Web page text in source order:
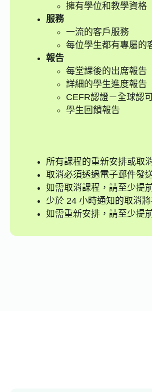
擁有學位和教學資格
服務
一流的客戶服務
每位學生都有專屬的
報告
每堂課後的出席報告
詳細的學生進度報告
CEFR認證－全球認
學生回饋報告
所有課程的重新安排或取
取消必須透過電子郵件發
如需取消課程，請至少提
少於 24 小時通知的取消
如需重新安排，請至少提